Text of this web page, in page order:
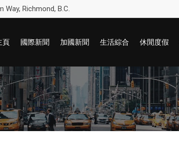
Way, Richmond, B.C.
頁 國際新聞 加國新聞 生活綜合 休閒度假